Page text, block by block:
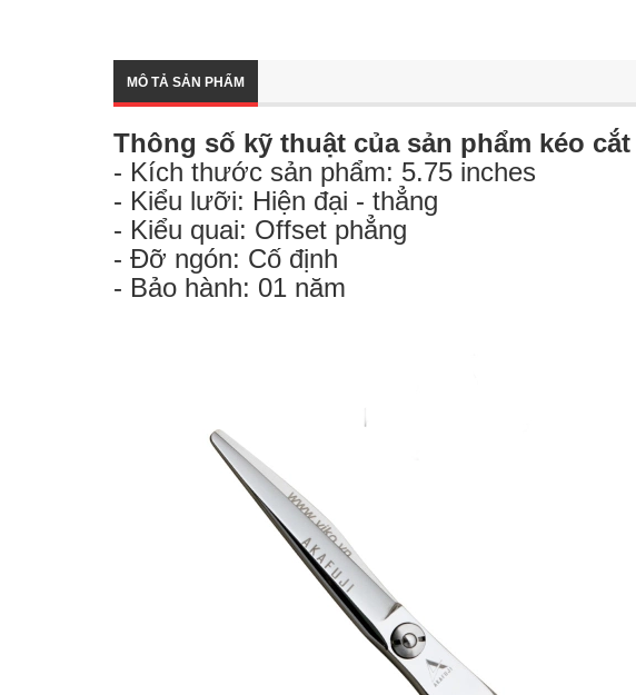
MÔ TẢ SẢN PHẨM
Thông số kỹ thuật của sản phẩm kéo cắt
- Kích thước sản phẩm: 5.75 inches
- Kiểu lưỡi: Hiện đại - thẳng
- Kiểu quai: Offset phẳng
- Đỡ ngón: Cố định
- Bảo hành: 01 năm